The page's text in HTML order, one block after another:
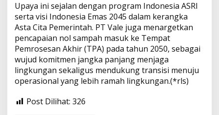
Upaya ini sejalan dengan program Indonesia ASRI
serta visi Indonesia Emas 2045 dalam kerangka
Asta Cita Pemerintah. PT Vale juga menargetkan
pencapaian nol sampah masuk ke Tempat
Pemrosesan Akhir (TPA) pada tahun 2050, sebagai
wujud komitmen jangka panjang menjaga
lingkungan sekaligus mendukung transisi menuju
operasional yang lebih ramah lingkungan.(*rls)
Post Dilihat: 326